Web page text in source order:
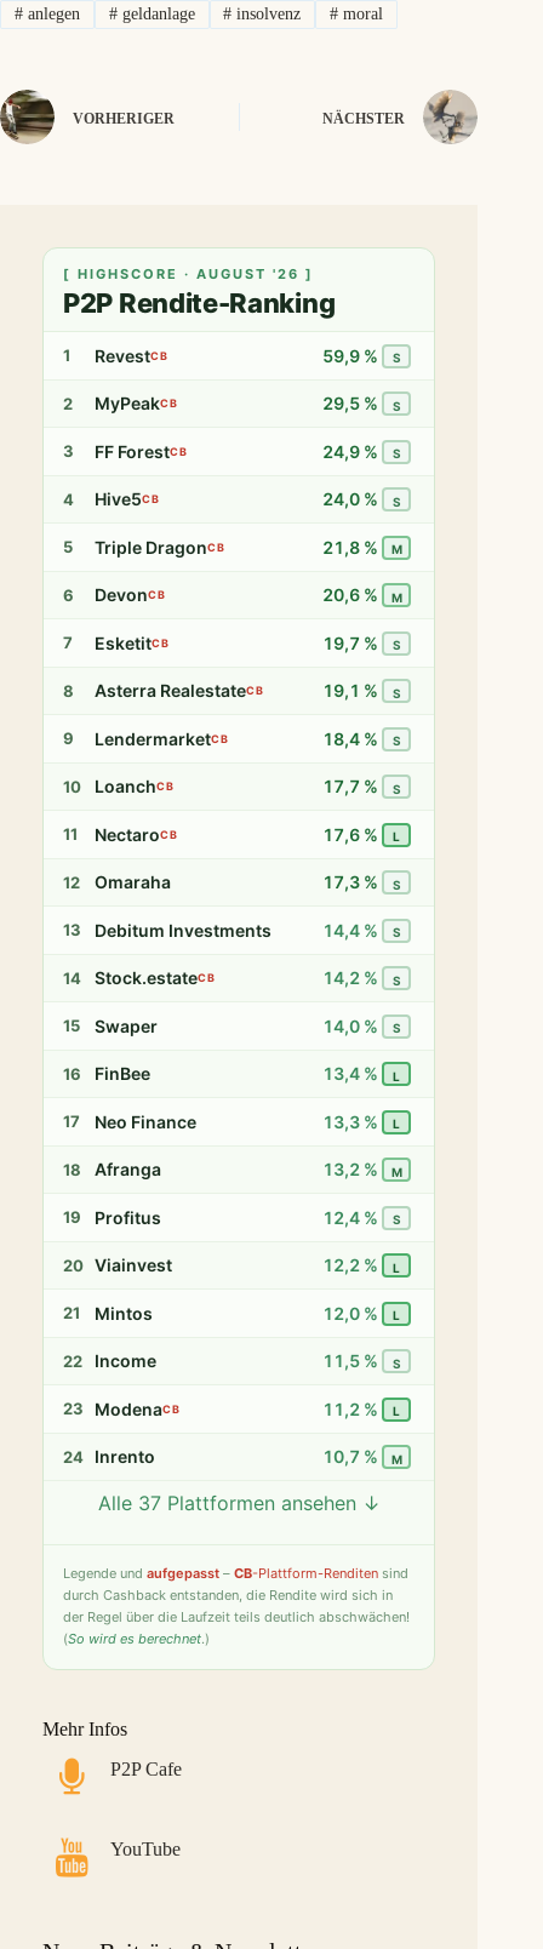
#anlegen #geldanlage # insolvenz # moral
VORHERIGER NÄCHSTER
[ HIGHSCORE · AUGUST '26 ]
P2P Rendite-Ranking
1 RevestCB 59,9 % S
2 MyPeakCB 29,5 % S
3 FF ForestCB 24,9 % S
4 Hive5CB 24,0 % S
5 Triple DragonCB 21,8 % M
6 DevonCB 20,6 % M
7 EsketitCB 19,7 % S
8 Asterra RealestateCB 19,1 % S
9 LendermarketCB 18,4 % S
10 LoanchCB 17,7 % S
11 NectaroCB 17,6 % L
12 Omaraha 17,3 % S
13 Debitum Investments 14,4 % S
14 Stock.estateCB 14,2 % S
15 Swaper 14,0 % S
16 FinBee 13,4 % L
17 Neo Finance 13,3 % L
18 Afranga 13,2 % M
19 Profitus 12,4 % S
20 Viainvest 12,2 % L
21 Mintos 12,0 % L
22 Income 11,5 % S
23 ModenaCB 11,2 % L
24 Inrento 10,7 % M
Twino 9,8 %
27 PeerBerry 9,2 % S
28 Bondster
31
32 Savy
Alle 37 Plattformen ansehen ↓
Legende und aufgepasst – CB-Plattform-Renditen sind
durch Cashback entstanden, die Rendite wird sich in
der Regel über die Laufzeit teils deutlich abschwächen!
(So wird es berechnet.)
Mehr Infos
P2P Cafe
YouTube